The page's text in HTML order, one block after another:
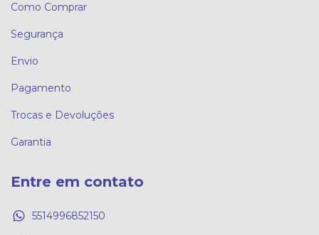
Como Comprar
Segurança
Envio
Pagamento
Trocas e Devoluções
Garantia
Entre em contato
5514996852150